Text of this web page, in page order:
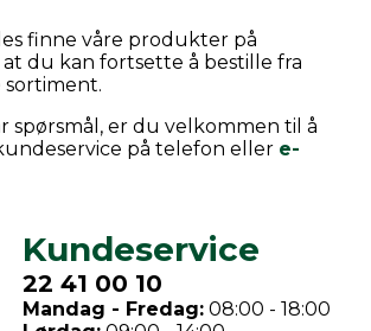
finne våre produkter på
at du kan fortsette å bestille fra
sortiment.
spørsmål, er du velkommen til å
på telefon eller e-
Kundeservice
22 41 00 10
Mandag - Fredag:08:00 - 18:00